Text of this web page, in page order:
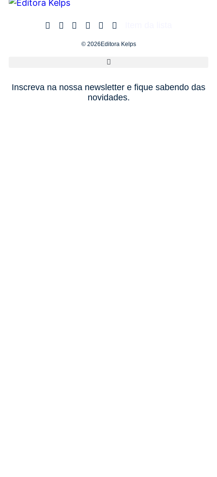
© 2026Editora Kelps
Inscreva na nossa newsletter e fique sabendo das
novidades.